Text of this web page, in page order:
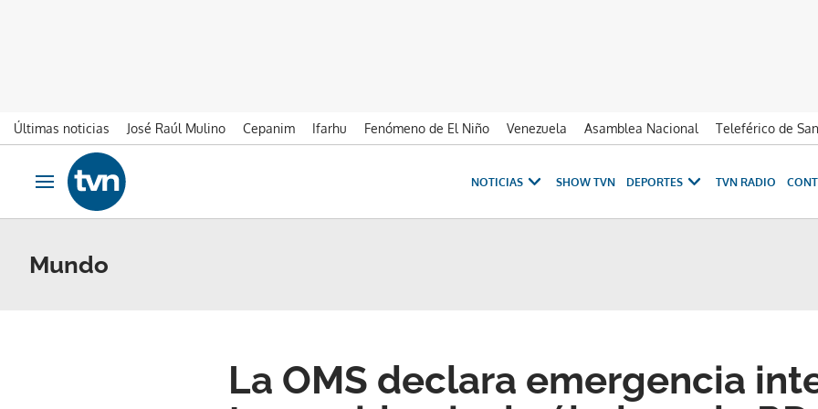
Últimas noticias José Raúl Mulino Cepanim Ifarhu Fenómeno de El Niño Venezuela Asamblea Nacional Teleférico de
Ir al contenido
Obrir navegació
NOTICIAS SHOW TVN DEPORTES TVN RADIO
Mundo
La OMS declara emergencia